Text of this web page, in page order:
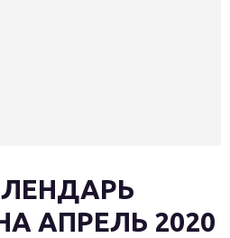
АПРЕЛЬ 2020